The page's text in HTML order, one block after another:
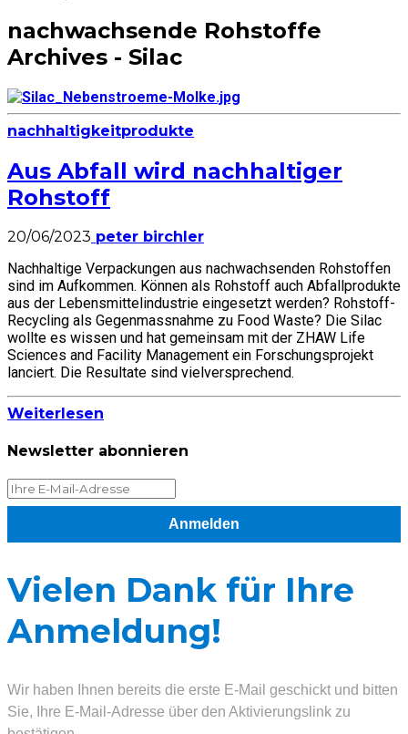
nachwachsende Rohstoffe
Archives - Silac
nachhaltigkeitprodukte
Aus Abfall wird nachhaltiger
Rohstoff
20/06/2023 peter birchler
Nachhaltige Verpackungen aus nachwachsenden Rohstoffen
sind im Aufkommen. Können als Rohstoff auch Abfallprodukte
aus der Lebensmittelindustrie eingesetzt werden? Rohstoff-
Recycling als Gegenmassnahme zu Food Waste? Die Silac
wollte es wissen und hat gemeinsam mit der ZHAW Life
Sciences and Facility Management ein Forschungsprojekt
lanciert. Die Resultate sind vielversprechend.
Weiterlesen
Newsletter abonnieren
Anmelden
Vielen Dank für Ihre
Anmeldung!
Wir haben Ihnen bereits die erste E-Mail geschickt und bitten
Sie, Ihre E-Mail-Adresse über den Aktivierungslink zu